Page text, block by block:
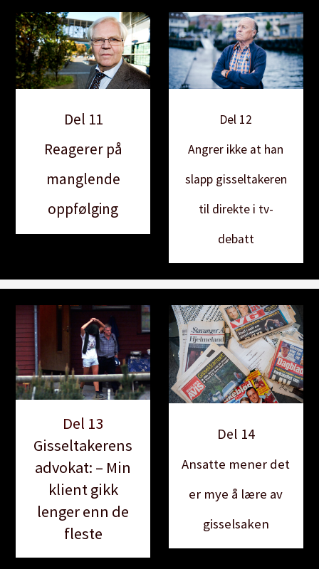
Del 11
Reagerer på
manglende
oppfølging
Del 12
Angrer ikke at han
slapp gisseltakeren
til direkte i tv-
debatt
Del 13
Gisseltakerens
advokat: – Min
klient gikk
lenger enn de
fleste
Del 14
Ansatte mener det
er mye å lære av
gisselsaken